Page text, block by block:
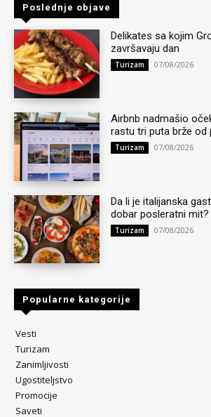
Poslednje objave
Delikates sa kojim
završavaju dan
Turizam 07/08/2026
Airbnb nadmašio
rastu tri puta brže
Turizam 07/08/2026
Da li je italijanska
dobar posleratni mit?
Turizam 07/08/2026
Popularne kategorije
Vesti
Turizam
Zanimljivosti
Ugostiteljstvo
Promocije
Saveti